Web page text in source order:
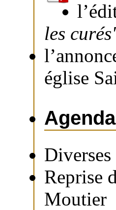
les
église
Diverses
Reprise
Moutier